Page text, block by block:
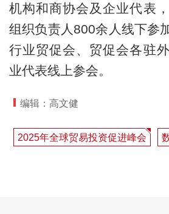
机构和商协会及企业代表
组织负责人800余人线下参
行业贸促会、贸促会各驻
业代表线上参会。
编辑：高文健
2025年全球贸易投资促进峰会